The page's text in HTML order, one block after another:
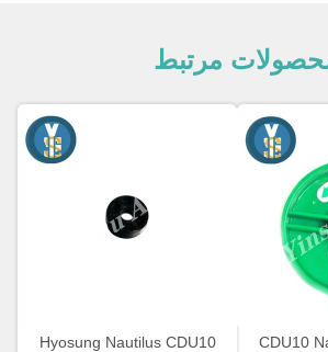
مرتبط
CDU10
Hyosung Nautilus CDU10